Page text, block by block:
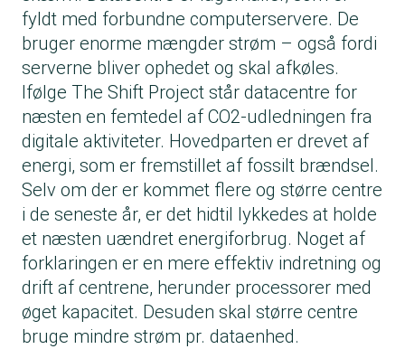
fyldt med forbundne computerservere. De
bruger enorme mængder strøm – også fordi
serverne bliver ophedet og skal afkøles.
Ifølge The Shift Project står datacentre for
næsten en femtedel af CO2-udledningen fra
digitale aktiviteter. Hovedparten er drevet af
energi, som er fremstillet af fossilt brændsel.
Selv om der er kommet flere og større centre
i de seneste år, er det hidtil lykkedes at holde
et næsten uændret energiforbrug. Noget af
forklaringen er en mere effektiv indretning og
drift af centrene, herunder processorer med
øget kapacitet. Desuden skal større centre
bruge mindre strøm pr. dataenhed.